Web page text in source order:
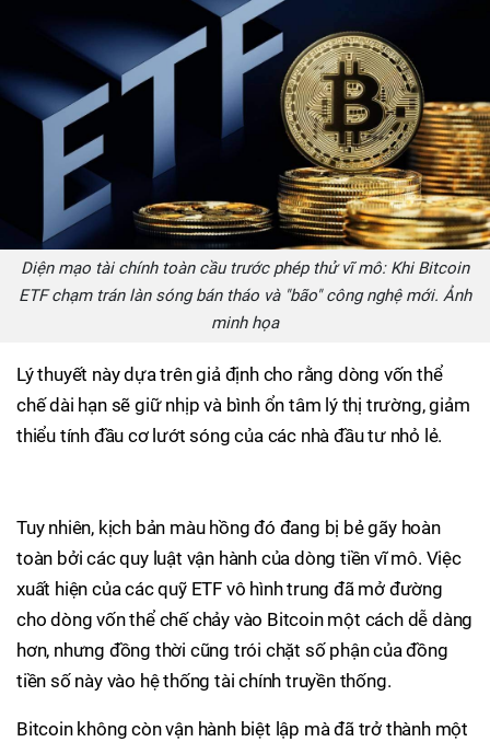
Diện mạo tài chính toàn cầu trước phép thử vĩ mô: Khi Bitcoin
ETF chạm trán làn sóng bán tháo và "bão" công nghệ mới. Ảnh
minh họa
Lý thuyết này dựa trên giả định cho rằng dòng vốn thể
chế dài hạn sẽ giữ nhịp và bình ổn tâm lý thị trường, giảm
thiểu tính đầu cơ lướt sóng của các nhà đầu tư nhỏ lẻ.
Tuy nhiên, kịch bản màu hồng đó đang bị bẻ gãy hoàn
toàn bởi các quy luật vận hành của dòng tiền vĩ mô. Việc
xuất hiện của các quỹ ETF vô hình trung đã mở đường
cho dòng vốn thể chế chảy vào Bitcoin một cách dễ dàng
hơn, nhưng đồng thời cũng trói chặt số phận của đồng
tiền số này vào hệ thống tài chính truyền thống.
Bitcoin không còn vận hành biệt lập mà đã trở thành một